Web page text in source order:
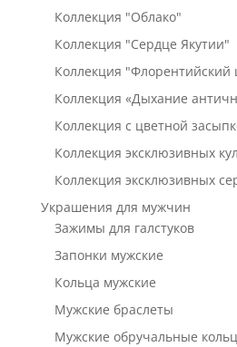
Коллекция "Облако"
Коллекция "Сердце Якутии"
Коллекция "Флорентийский
Коллекция «Дыхание
Коллекция с цветной
Коллекция эксклюзивных
Коллекция эксклюзивных
Украшения для мужчин
Зажимы для галстуков
Запонки мужские
Кольца мужские
Мужские браслеты
Мужские обручальные